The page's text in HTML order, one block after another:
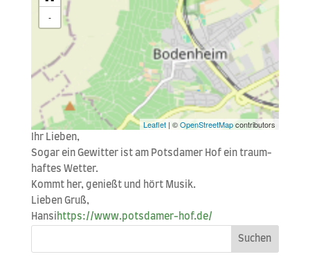
-
Leaflet | ©OpenStreetMapcontributors
Ihr Lie­ben,
Sogar ein Gewit­ter ist am Pots­da­mer Hof ein traum­
haf­tes Wetter.
Kommt her, genießt und hört Musik.
Lie­ben Gruß,
Han­si https://www.potsdamer-hof.de/